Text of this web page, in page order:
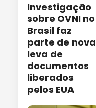
Investigação
sobre OVNI no
Brasil faz
parte de nova
leva de
documentos
liberados
pelos EUA